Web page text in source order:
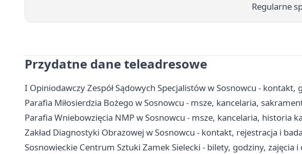
Regularne
Przydatne dane teleadresowe
I Opiniodawczy Zespół Sądowych Specjalistów w Sosnowcu - kontakt,
Parafia Miłosierdzia Bożego w Sosnowcu - msze, kancelaria,
Parafia Wniebowzięcia NMP w Sosnowcu - msze, kancelaria, historia
Zakład Diagnostyki Obrazowej w Sosnowcu - kontakt, rejestracja i
Sosnowieckie Centrum Sztuki Zamek Sielecki - bilety, godziny, zajęcia i